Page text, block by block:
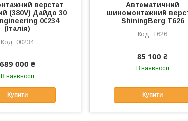
верстат
(380V) Дайдо 30
00234
(Італія)
00234
689 000 ₴
В наявності
Купити
Автоматичний
шиномонтажний
ShiningBerg T626
Т626
85 100 ₴
В наявності
Купити